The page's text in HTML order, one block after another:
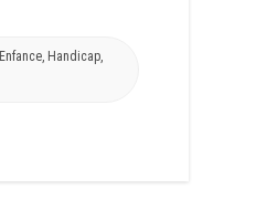
Enfance, Handicap,